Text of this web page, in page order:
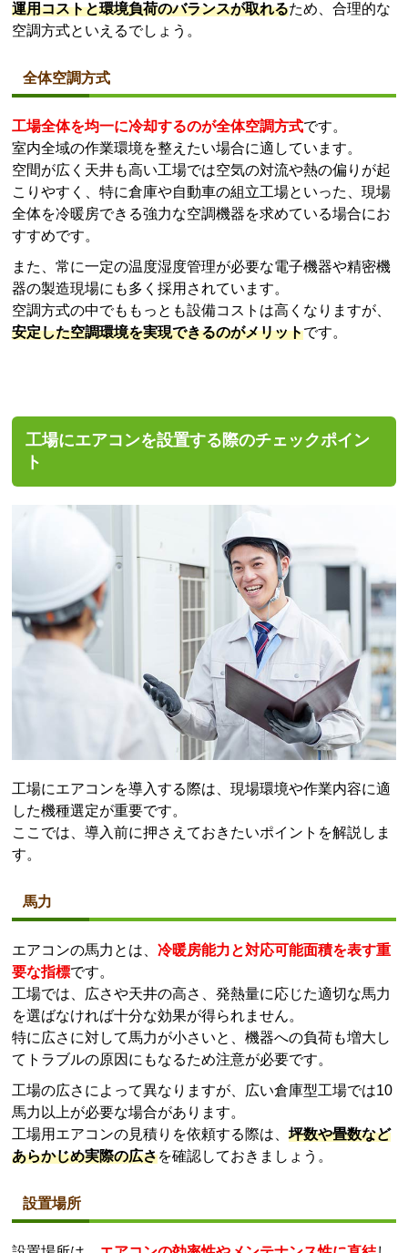
運用コストと環境負荷のバランスが取れるため、合理的な
空調方式といえるでしょう。
全体空調方式
工場全体を均一に冷却するのが全体空調方式です。
室内全域の作業環境を整えたい場合に適しています。
空間が広く天井も高い工場では空気の対流や熱の偏りが起
こりやすく、特に倉庫や自動車の組立工場といった、現場
全体を冷暖房できる強力な空調機器を求めている場合にお
すすめです。
また、常に一定の温度湿度管理が必要な電子機器や精密機
器の製造現場にも多く採用されています。
空調方式の中でももっとも設備コストは高くなりますが、
安定した空調環境を実現できるのがメリットです。
工場にエアコンを設置する際のチェックポイン
ト
工場にエアコンを導入する際は、現場環境や作業内容に適
した機種選定が重要です。
ここでは、導入前に押さえておきたいポイントを解説しま
す。
馬力
エアコンの馬力とは、冷暖房能力と対応可能面積を表す重
要な指標です。
工場では、広さや天井の高さ、発熱量に応じた適切な馬力
を選ばなければ十分な効果が得られません。
特に広さに対して馬力が小さいと、機器への負荷も増大し
てトラブルの原因にもなるため注意が必要です。
工場の広さによって異なりますが、広い倉庫型工場では10
馬力以上が必要な場合があります。
工場用エアコンの見積りを依頼する際は、坪数や畳数など
あらかじめ実際の広さを確認しておきましょう。
設置場所